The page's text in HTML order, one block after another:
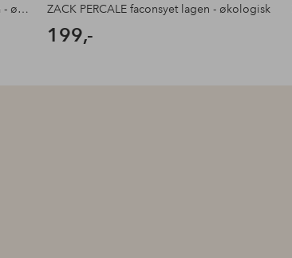
ZACK PERCALE pudebetræk 50x90 cm - økologisk
ZACK PERCALE faconsyet lagen - økologisk
199,-